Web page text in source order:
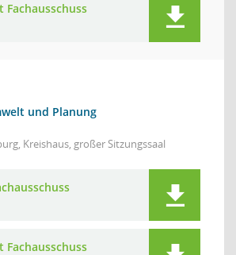
und Planung
Kreishaus, großer Sitzungssaal